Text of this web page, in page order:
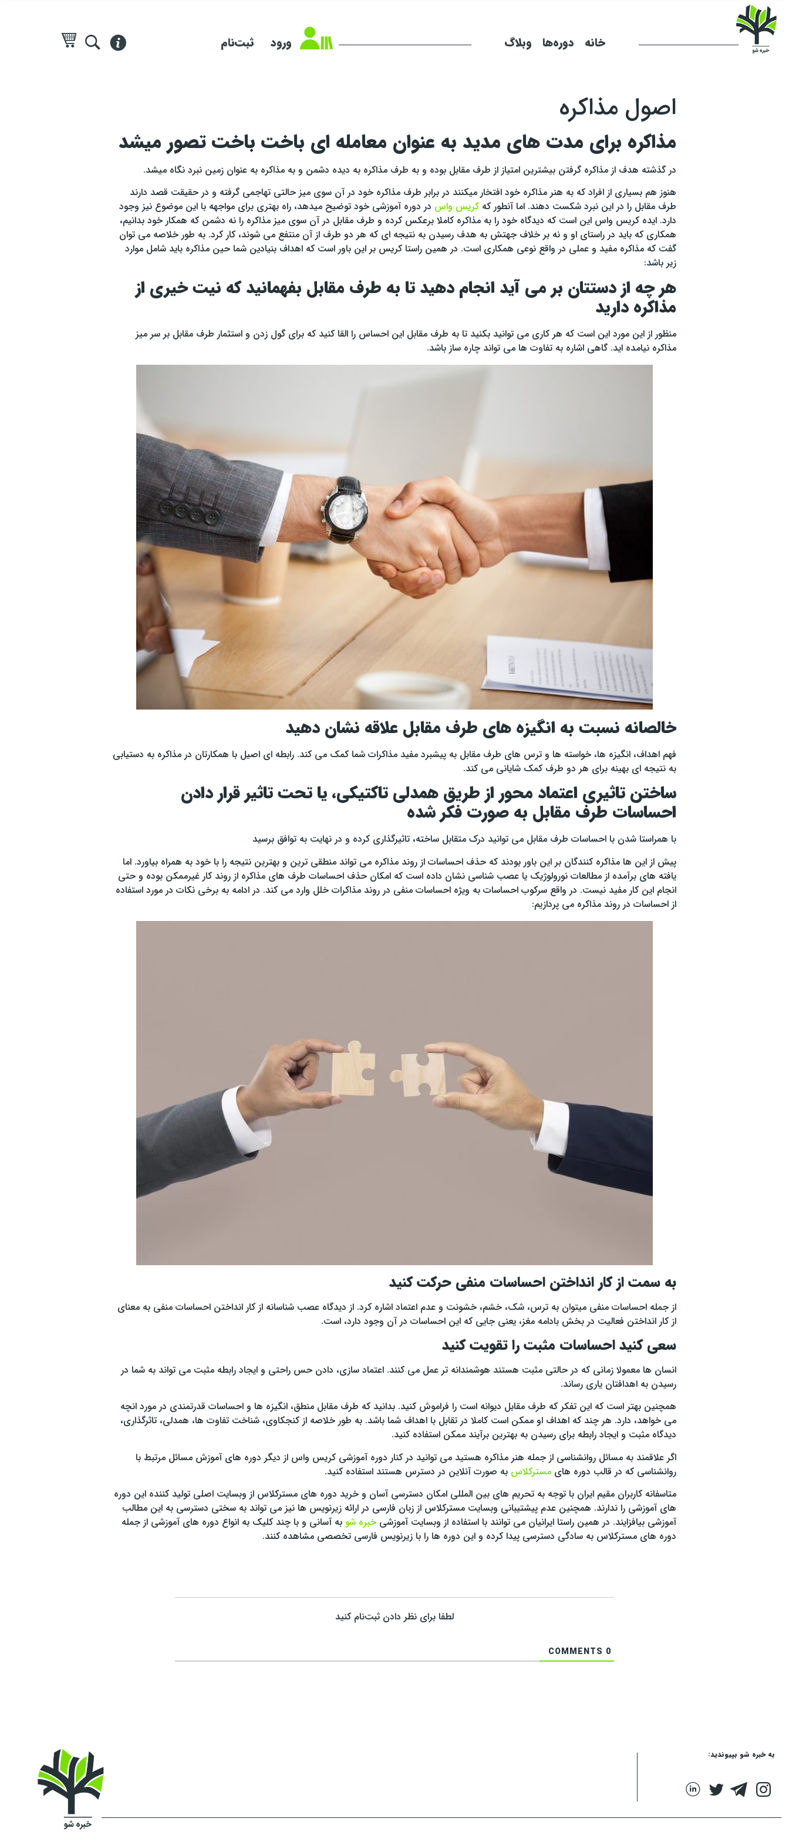
خانه دوره‌ها وبلاگ ورود ثبت‌نام
اصول مذاکره
مذاکره برای مدت های مدید به عنوان معامله ای باخت باخت تصور میشد
در گذشته هدف از مذاکره گرفتن بیشترین امتیاز از طرف مقابل بوده و به طرف مذاکره به دیده دشمن و به مذاکره به عنوان زمین نبرد نگاه میشد.
هنوز هم بسیاری از افراد که به هنر مذاکره خود افتخار میکنند در برابر طرف مذاکره خود در آن سوی میز حالتی تهاجمی گرفته و در حقیقت قصد دارند
طرف مقابل را در این نبرد شکست دهند. اما آنطور که کریس واس در دوره آموزشی خود توضیح میدهد، راه بهتری برای مواجهه با این موضوع نیز وجود
دارد. ایده کریس واس این است که دیدگاه خود را به مذاکره کاملا برعکس کرده و طرف مقابل در آن سوی میز مذاکره را نه دشمن که همکار خود بدانیم،
همکاری که باید در راستای او و نه بر خلاف جهتش به هدف رسیدن به نتیجه ای که هر دو طرف از آن منتفع می شوند، کار کرد. به طور خلاصه می توان
گفت که مذاکره مفید و عملی در واقع نوعی همکاری است. در همین راستا کریس بر این باور است که اهداف بنیادین شما حین مذاکره باید شامل موارد
زیر باشد:
هر چه از دستتان بر می آید انجام دهید تا به طرف مقابل بفهمانید که نیت خیری از
مذاکره دارید
منظور از این مورد این است که هر کاری می توانید بکنید تا به طرف مقابل این احساس را القا کنید که برای گول زدن و استثمار طرف مقابل بر سر میز
مذاکره نیامده اید. گاهی اشاره به تفاوت ها می تواند چاره ساز باشد.
خالصانه نسبت به انگیزه های طرف مقابل علاقه نشان دهید
فهم اهداف، انگیزه ها، خواسته ها و ترس های طرف مقابل به پیشبرد مفید مذاکرات شما کمک می کند. رابطه ای اصیل با همکارتان در مذاکره به دستیابی
به نتیجه ای بهینه برای هر دو طرف کمک شایانی می کند.
ساختن تاثیری اعتماد محور از طریق همدلی تاکتیکی، یا تحت تاثیر قرار دادن
احساسات طرف مقابل به صورت فکر شده
با همراستا شدن با احساسات طرف مقابل می توانید درک متقابل ساخته، تاثیرگذاری کرده و در نهایت به توافق برسید
پیش از این ها مذاکره کنندگان بر این باور بودند که حذف احساسات از روند مذاکره می تواند منطقی ترین و بهترین نتیجه را با خود به همراه بیاورد. اما
یافته های برآمده از مطالعات نورولوژیک یا عصب شناسی نشان داده است که امکان حذف احساسات طرف های مذاکره از روند کار غیرممکن بوده و حتی
انجام این کار مفید نیست. در واقع سرکوب احساسات به ویژه احساسات منفی در روند مذاکرات خلل وارد می کند. در ادامه به برخی نکات در مورد استفاده
از احساسات در روند مذاکره می پردازیم:
به سمت از کار انداختن احساسات منفی حرکت کنید
از جمله احساسات منفی میتوان به ترس، شک، خشم، خشونت و عدم اعتماد اشاره کرد. از دیدگاه عصب شناسانه از کار انداختن احساسات منفی به معنای
از کار انداختن فعالیت در بخش بادامه مغز، یعنی جایی که این احساسات در آن وجود دارد، است.
سعی کنید احساسات مثبت را تقویت کنید
انسان ها معمولا زمانی که در حالتی مثبت هستند هوشمندانه تر عمل می کنند. اعتماد سازی، دادن حس راحتی و ایجاد رابطه مثبت می تواند به شما در
رسیدن به اهدافتان یاری رساند.
همچنین بهتر است که این تفکر که طرف مقابل دیوانه است را فراموش کنید. بدانید که طرف مقابل منطق، انگیزه ها و احساسات قدرتمندی در مورد انچه
می خواهد، دارد. هر چند که اهداف او ممکن است کاملا در تقابل با اهداف شما باشد. به طور خلاصه از کنجکاوی، شناخت تفاوت ها، همدلی، تاثرگذاری،
دیدگاه مثبت و ایجاد رابطه برای رسیدن به بهترین برآیند ممکن استفاده کنید.
اگر علاقمند به مسائل روانشناسی از جمله هنر مذاکره هستید می توانید در کنار دوره آموزشی کریس واس از دیگر دوره های آموزش مسائل مرتبط با
روانشناسی که در قالب دوره های مسترکلاس به صورت آنلاین در دسترس هستند استفاده کنید.
متاسفانه کاربران مقیم ایران با توجه به تحریم های بین المللی امکان دسترسی آسان و خرید دوره های مسترکلاس از وبسایت اصلی تولید کننده این دوره
های آموزشی را ندارند. همچنین عدم پیشتیبانی وبسایت مسترکلاس از زبان فارسی در ارائه زیرنویس ها نیز می تواند به سختی دسترسی به این مطالب
آموزشی بیافزایند. در همین راستا ایرانیان می توانند با استفاده از وبسایت آموزشی خبره شو به آسانی و با چند کلیک به انواع دوره های آموزشی از جمله
دوره های مسترکلاس به سادگی دسترسی پیدا کرده و این دوره ها را با زیرنویس فارسی تخصصی مشاهده کنند.
لطفا برای نظر دادن ثبت‌نام کنید
0
به خبره شو بپیوندید: